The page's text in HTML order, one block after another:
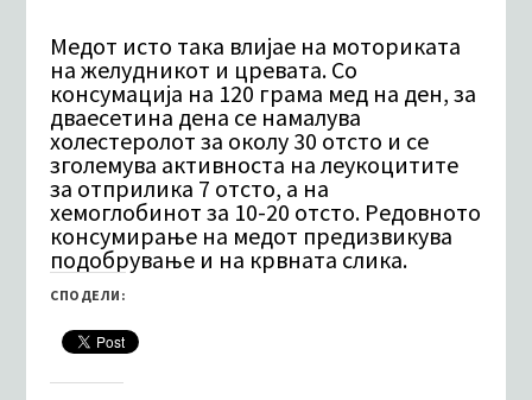
Медот исто така влијае на моториката
на желудникот и цревата. Со
консумација на 120 грама мед на ден, за
дваесетина дена се намалува
холестеролот за околу 30 отсто и се
зголемува активноста на леукоцитите
за отприлика 7 отсто, а на
хемоглобинот за 10-20 отсто. Редовното
консумирање на медот предизвикува
подобрување и на крвната слика.
СПОДЕЛИ: